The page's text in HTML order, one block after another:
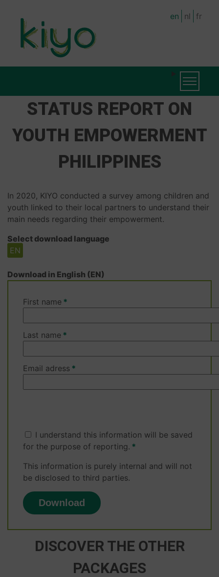
content
en nl fr
NAVIGATION
Toggle
STATUS REPORT ON
YOUTH EMPOWERMENT
PHILIPPINES
In 2020, KIYO conducted a survey among children and
youth linked to their local partners to understand their
main needs regarding their empowerment.
Select download language
EN
Download in English (EN)
First name
Last name
Email adress
I understand this information will be saved
for the purpose of reporting.
This information is purely internal and will not
be disclosed to third parties.
DISCOVER THE OTHER
PACKAGES